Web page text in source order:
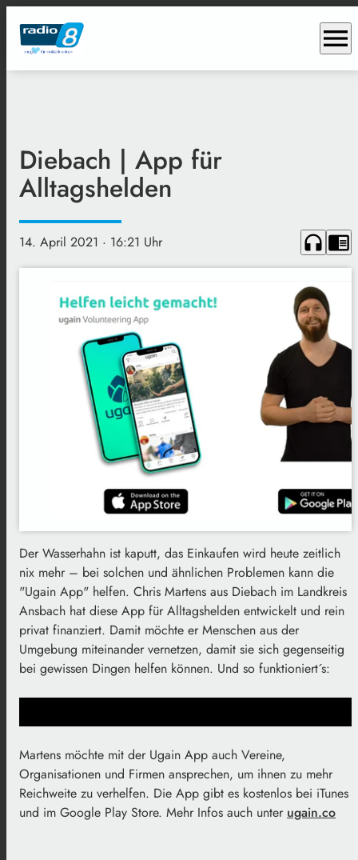
menu
Diebach | App für
Alltagshelden
14. April 2021 · 16:21 Uhr headphones chrome_reader_mode
Der Wasserhahn ist kaputt, das Einkaufen wird heute zeitlich
nix mehr – bei solchen und ähnlichen Problemen kann die
"Ugain App" helfen. Chris Martens aus Diebach im Landkreis
Ansbach hat diese App für Alltagshelden entwickelt und rein
privat finanziert. Damit möchte er Menschen aus der
Umgebung miteinander vernetzen, damit sie sich gegenseitig
bei gewissen Dingen helfen können. Und so funktioniert´s:
Martens möchte mit der Ugain App auch Vereine,
Organisationen und Firmen ansprechen, um ihnen zu mehr
Reichweite zu verhelfen. Die App gibt es kostenlos bei iTunes
und im Google Play Store. Mehr Infos auch unter ugain.co